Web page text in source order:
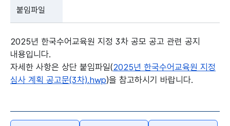
붙임파일
2025년 한국수어교육원 지정 3차 공모 공고 관련 공지
내용입니다.
자세한 사항은 상단 붙임파일(2025년 한국수어교육원 지정
심사 계획 공고문(3차).hwp)을 참고하시기 바랍니다.